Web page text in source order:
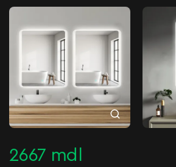
2667 mdl